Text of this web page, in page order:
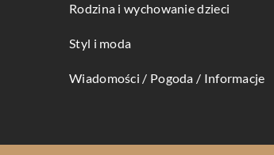
Rodzina i wychowanie dzieci
Styl i moda
Wiadomości / Pogoda / Informacje